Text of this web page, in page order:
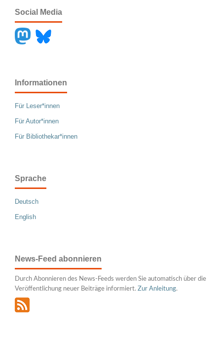
Social Media
Informationen
Für Leser*innen
Für Autor*innen
Für Bibliothekar*innen
Sprache
Deutsch
English
News-Feed abonnieren
Durch Abonnieren des News-Feeds werden Sie automatisch über die
Veröffentlichung neuer Beiträge informiert. Zur Anleitung.